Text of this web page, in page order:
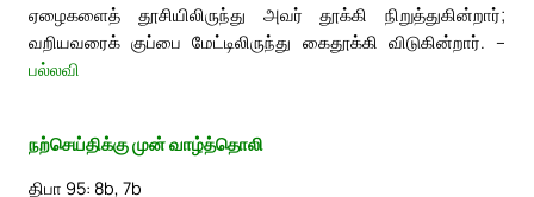
ஏழைகளைத் தூசியிலிருந்து அவர் தூக்கி நிறுத்துகின்றார்;
வறியவரைக் குப்பை மேட்டிலிருந்து கைதூக்கி விடுகின்றார். –
பல்லவி
நற்செய்திக்கு முன் வாழ்த்தொலி
திபா 95: 8b, 7b